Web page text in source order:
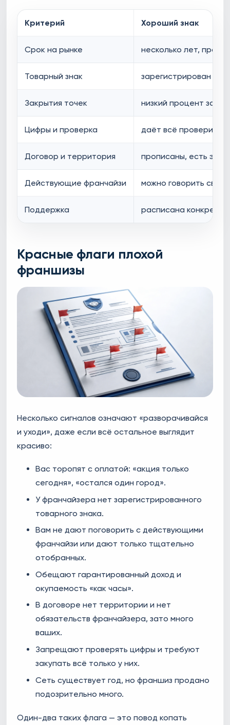
Критерий Хороший знак
Срок на рынке несколько лет,
Товарный знак зарегистрирован в
Закрытия точек низкий процент
Цифры и проверка даёт всё проверить
Договор и территория прописаны, есть
Действующие франчайзи можно говорить
Поддержка расписана конкретно
Красные флаги плохой
франшизы
Несколько сигналов означают «разворачивайся
и уходи», даже если всё остальное выглядит
красиво:
Вас торопят с оплатой: «акция только
сегодня», «остался один город».
У франчайзера нет зарегистрированного
товарного знака.
Вам не дают поговорить с действующими
франчайзи или дают только тщательно
отобранных.
Обещают гарантированный доход и
окупаемость «как часы».
В договоре нет территории и нет
обязательств франчайзера, зато много
ваших.
Запрещают проверять цифры и требуют
закупать всё только у них.
Сеть существует год, но франшиз продано
подозрительно много.
Один-два таких флага — это повод копать